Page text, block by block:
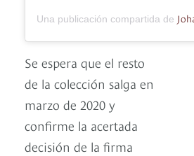
Una publicación compartida de
Se espera que el resto
de la colección salga en
marzo de 2020 y
confirme la acertada
decisión de la firma